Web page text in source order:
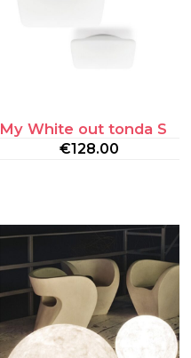
My White out tonda S
€128.00